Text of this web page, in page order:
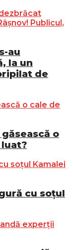
au
la un
de
o
cu soțul